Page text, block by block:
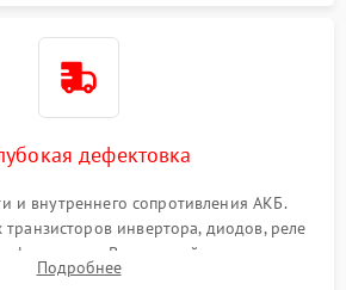
дефектовка
и внутреннего сопротивления АКБ.
инвертора, диодов, реле
Визуальный поиск вздутых
и прогаров на печатной плате.
Подробнее